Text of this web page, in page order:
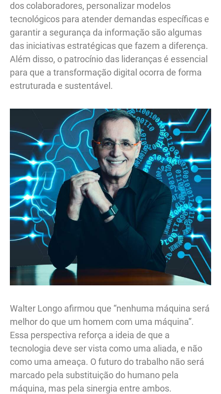
dos colaboradores, personalizar modelos
tecnológicos para atender demandas específicas e
garantir a segurança da informação são algumas
das iniciativas estratégicas que fazem a diferença.
Além disso, o patrocínio das lideranças é essencial
para que a transformação digital ocorra de forma
estruturada e sustentável.
Walter Longo afirmou que “nenhuma máquina será
melhor do que um homem com uma máquina”.
Essa perspectiva reforça a ideia de que a
tecnologia deve ser vista como uma aliada, e não
como uma ameaça. O futuro do trabalho não será
marcado pela substituição do humano pela
máquina, mas pela sinergia entre ambos.